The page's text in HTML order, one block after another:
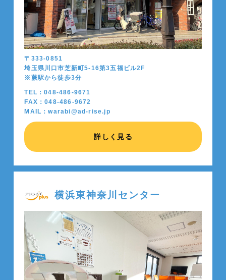
〒333-0851
埼玉県川口市芝新町5-16第3五福ビル2F
※蕨駅から徒歩3分
TEL：048-486-9671
FAX：048-486-9672
MAIL：warabi@ad-rise.jp
詳しく見る
横浜東神奈川センター